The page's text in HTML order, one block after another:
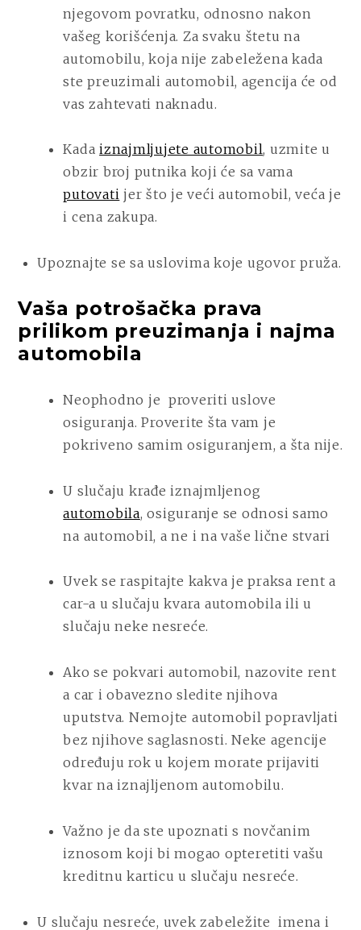
njegovom povratku, odnosno nakon
vašeg korišćenja. Za svaku štetu na
automobilu, koja nije zabeležena kada
ste preuzimali automobil, agencija će od
vas zahtevati naknadu.
Kadaiznajmljujete automobil, uzmite u
obzir broj putnika koji će sa vama
putovati jer što je veći automobil, veća je
i cena zakupa.
Upoznajte se sa uslovima koje ugovor pruža.
Vaša potrošačka prava
prilikom preuzimanja i najma
automobila
Neophodno je proveriti uslove
osiguranja. Proverite šta vam je
pokriveno samim osiguranjem, a šta nije.
U slučaju krađe iznajmljenog
automobila, osiguranje se odnosi samo
na automobil, a ne i na vaše lične stvari
Uvek se raspitajte kakva je praksa rent a
car-a u slučaju kvara automobila ili u
slučaju neke nesreće.
Ako se pokvari automobil, nazovite rent
a car i obavezno sledite njihova
uputstva. Nemojte automobil popravljati
bez njihove saglasnosti. Neke agencije
određuju rok u kojem morate prijaviti
kvar na iznajljenom automobilu.
Važno je da ste upoznati s novčanim
iznosom koji bi mogao opteretiti vašu
kreditnu karticu u slučaju nesreće.
U slučaju nesreće, uvek zabeležite imena i